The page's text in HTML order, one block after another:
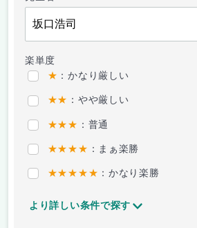
楽単度
★ ：かなり厳しい
★★ ：やや厳しい
★★★ ：普通
★★★★ ：まぁ楽勝
★★★★★ ：かなり楽勝
より詳しい条件で探す